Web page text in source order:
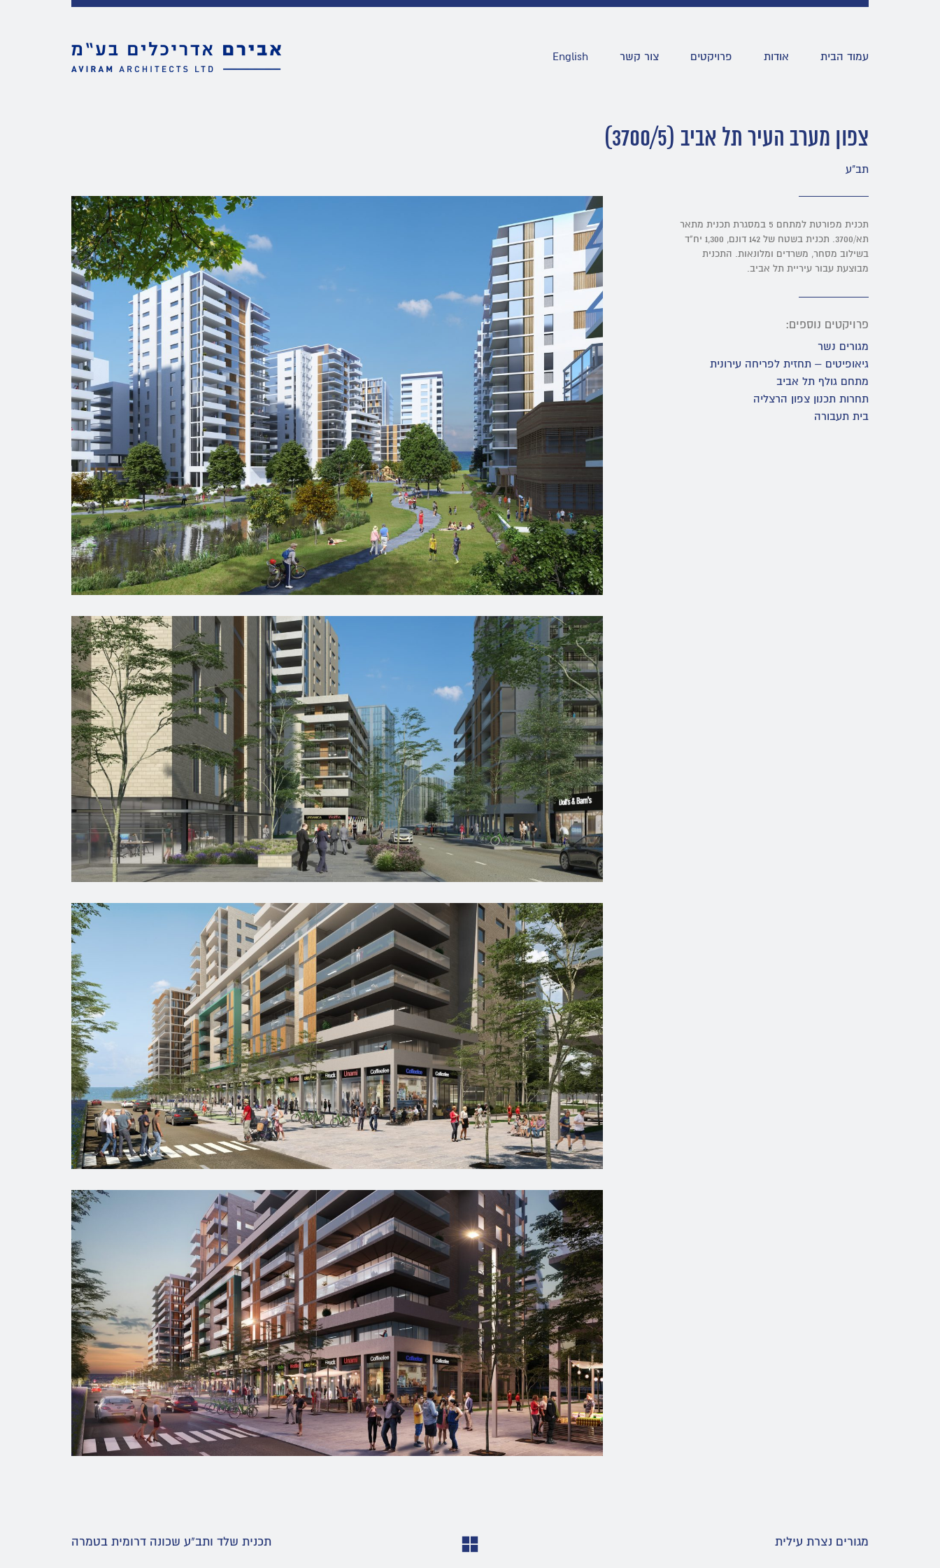
עמוד הבית אודות פרויקטים צור קשר English
צפון מערב העיר תל אביב (3700/5)
תב"ע
תכנית מפורטת למתחם 5 במסגרת תכנית מתאר
תא/3700. תכנית בשטח של 142 דונם, 1,300 יח"ד
בשילוב מסחר, משרדים ומלונאות. התכנית
מבוצעת עבור עיריית תל אביב.
פרויקטים נוספים:
מגורים נשר
גיאופיטים – תחזית לפריחה עירונית
מתחם גולף תל אביב
תחרות תכנון צפון הרצליה
בית תעבורה
תכנית שלד ותב"ע שכונה דרומית בטמרה מגורים נצרת עילית